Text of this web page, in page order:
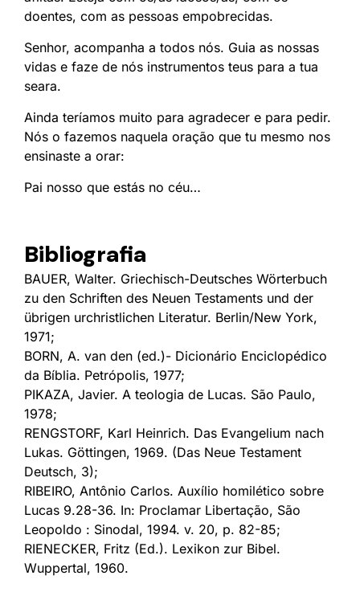
doentes, com as pessoas empobrecidas.
Senhor, acompanha a todos nós. Guia as nossas
vidas e faze de nós instrumentos teus para a tua
seara.
Ainda teríamos muito para agradecer e para pedir.
Nós o fazemos naquela oração que tu mesmo nos
ensinaste a orar:
Pai nosso que estás no céu…
Bibliografia
BAUER, Walter. Griechisch-Deutsches Wörterbuch
zu den Schriften des Neuen Testaments und der
übrigen urchristlichen Literatur. Berlin/New York,
1971;
BORN, A. van den (ed.)- Dicionário Enciclopédico
da Bíblia. Petrópolis, 1977;
PIKAZA, Javier. A teologia de Lucas. São Paulo,
1978;
RENGSTORF, Karl Heinrich. Das Evangelium nach
Lukas. Göttingen, 1969. (Das Neue Testament
Deutsch, 3);
RIBEIRO, Antônio Carlos. Auxílio homilético sobre
Lucas 9.28-36. In: Proclamar Libertação, São
Leopoldo : Sinodal, 1994. v. 20, p. 82-85;
RIENECKER, Fritz (Ed.). Lexikon zur Bibel.
Wuppertal, 1960.